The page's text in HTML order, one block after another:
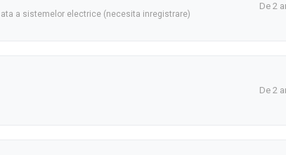
a sistemelor electrice (necesita inregistrare)
De 2
De 2